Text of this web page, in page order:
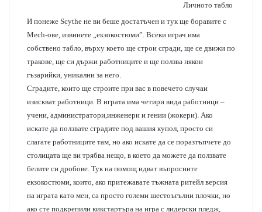
Личното табло
И понеже Scythe не ви беше достатъчен и тук ще боравите с
Mech-ове, извинете „екзокостюми”. Всеки играч има
собствено табло, върху което ще строи сгради, ще се движи по
тракове, ще си държи работниците и ще ползва някои
гъзарийки, уникални за него.
Сградите, които ще строите при вас в повечето случаи
изискват работници. В играта има четири вида работници –
учени, администратори,инженери и гении (жокери). Ако
искате да ползвате сградите под вашия купол, просто си
слагате работниците там, но ако искате да се поразтъпчете до
столицата ще ви трябва нещо, в което да можете да ползвате
белите си дробове. Тук на помощ идват въпросните
екзокостюми, които, ако притежавате тъжната ритейл версия
на играта като мен, са просто големи шестоъгълни плочки, но
ако сте подкрепили кикстартъра на игра с лидерски пледж,